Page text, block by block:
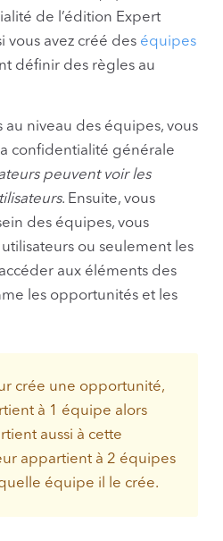
de l’édition Expert
vous avez créé des équipes
définir des règles au
niveau des équipes, vous
confidentialité générale
peuvent voir les
. Ensuite, vous
des équipes, vous
ou seulement les
aux éléments des
les opportunités et les
crée une opportunité,
à 1 équipe alors
aussi à cette
appartient à 2 équipes
équipe il le crée.